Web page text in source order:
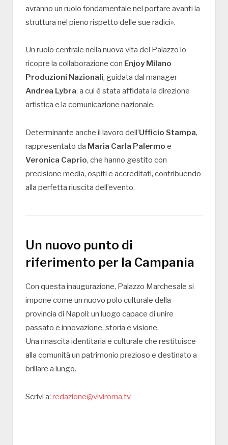
avranno un ruolo fondamentale nel portare avanti la
struttura nel pieno rispetto delle sue radici».
Un ruolo centrale nella nuova vita del Palazzo lo
ricopre la collaborazione con Enjoy Milano
Produzioni Nazionali, guidata dal manager
Andrea Lybra, a cui è stata affidata la direzione
artistica e la comunicazione nazionale.
Determinante anche il lavoro dell’Ufficio Stampa,
rappresentato da Maria Carla Palermo e
Veronica Caprio, che hanno gestito con
precisione media, ospiti e accreditati, contribuendo
alla perfetta riuscita dell’evento.
Un nuovo punto di
riferimento per la Campania
Con questa inaugurazione, Palazzo Marchesale si
impone come un nuovo polo culturale della
provincia di Napoli: un luogo capace di unire
passato e innovazione, storia e visione.
Una rinascita identitaria e culturale che restituisce
alla comunità un patrimonio prezioso e destinato a
brillare a lungo.
Scrivi a: redazione@viviroma.tv